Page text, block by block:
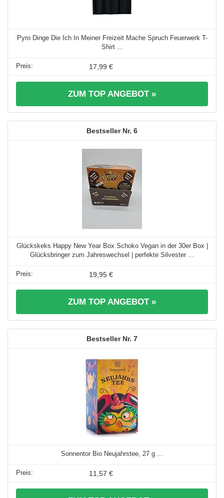
Pyro Dinge Die Ich In Meiner Freizeit Mache Spruch Feuerwerk T-
Shirt ...
17,99 €
ZUM TOP ANGEBOT »
6
Glückskeks Happy New Year Box Schoko Vegan in der 30er Box |
Glücksbringer zum Jahreswechsel | perfekte Silvester ...
19,95 €
ZUM TOP ANGEBOT »
7
Sonnentor Bio Neujahrstee, 27 g ...
11,57 €